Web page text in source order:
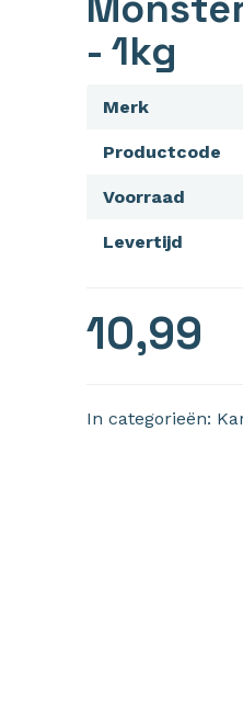
- 1kg
Merk
Productcode
Voorraad
Levertijd
10,99
In categorieën: